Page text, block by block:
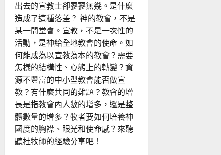
出去的宣教士卻寥寥無幾。是什麼
造成了這種落差？ 神的教會，不是
某一間堂會。宣教，不是一次性的
活動，是神給全地教會的使命。如
何能成為以宣教為本的教會？需要
怎樣的結構性、心態上的轉變？資
源不豐富的中小型教會能否做宣
教？有什麼共同的難題？教會的增
長是指教會內人數的增多，還是整
體數量的增多？牧者要如何培養神
國度的胸襟、眼光和使命感？來聽
聽杜牧師的經驗分享吧！